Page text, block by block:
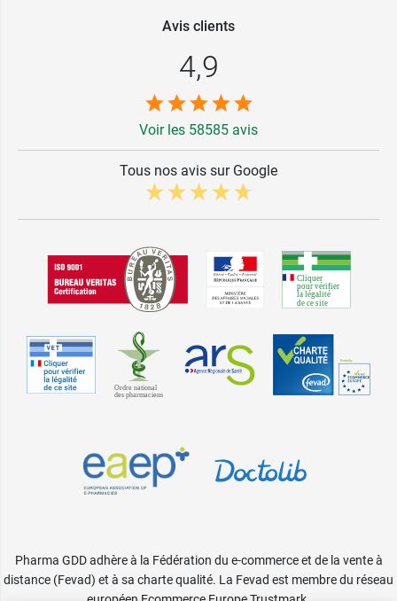
Avis clients
4,9
Voir les 58585 avis
Tous nos avis sur Google
Pharma GDD adhère à la Fédération du e-commerce et de la vente à
distance (Fevad) et à sa charte qualité. La Fevad est membre du réseau